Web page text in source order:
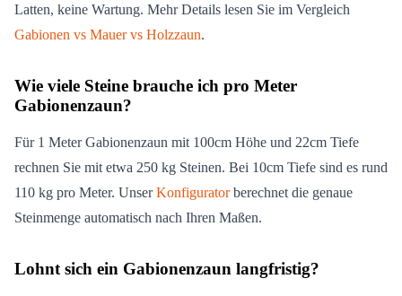
Latten, keine Wartung. Mehr Details lesen Sie im Vergleich
Gabionen vs Mauer vs Holzzaun.
Wie viele Steine brauche ich pro Meter
Gabionenzaun?
Für 1 Meter Gabionenzaun mit 100cm Höhe und 22cm Tiefe
rechnen Sie mit etwa 250 kg Steinen. Bei 10cm Tiefe sind es rund
110 kg pro Meter. UnserKonfiguratorberechnet die genaue
Steinmenge automatisch nach Ihren Maßen.
Lohnt sich ein Gabionenzaun langfristig?